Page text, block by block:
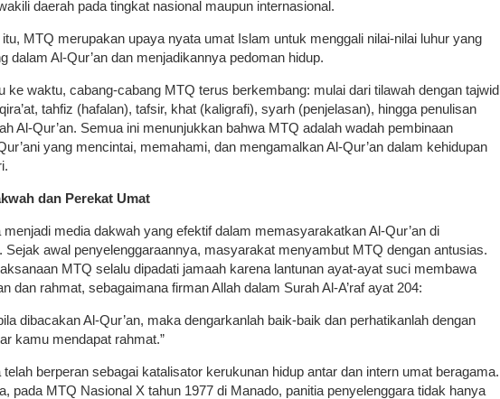
daerah pada tingkat nasional maupun internasional.
itu, MTQ merupakan upaya nyata umat Islam untuk menggali nilai-nilai luhur yang
dalam Al-Qur’an dan menjadikannya pedoman hidup.
ke waktu, cabang-cabang MTQ terus berkembang: mulai dari tilawah dengan tajwid
tahfiz (hafalan), tafsir, khat (kaligrafi), syarh (penjelasan), hingga penulisan
Al-Qur’an. Semua ini menunjukkan bahwa MTQ adalah wadah pembinaan
yang mencintai, memahami, dan mengamalkan Al-Qur’an dalam kehidupan
dan Perekat Umat
menjadi media dakwah yang efektif dalam memasyarakatkan Al-Qur’an di
Sejak awal penyelenggaraannya, masyarakat menyambut MTQ dengan antusias.
MTQ selalu dipadati jamaah karena lantunan ayat-ayat suci membawa
dan rahmat, sebagaimana firman Allah dalam Surah Al-A’raf ayat 204:
dibacakan Al-Qur’an, maka dengarkanlah baik-baik dan perhatikanlah dengan
kamu mendapat rahmat.”
telah berperan sebagai katalisator kerukunan hidup antar dan intern umat beragama.
pada MTQ Nasional X tahun 1977 di Manado, panitia penyelenggara tidak hanya